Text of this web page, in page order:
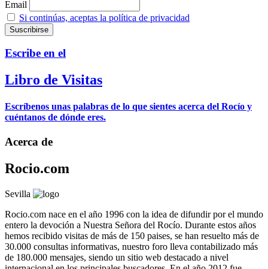
Email
Si continúas, aceptas la política de privacidad
Escribe en el
Libro de Visitas
Escríbenos unas palabras de lo que sientes acerca del Rocío y
cuéntanos de dónde eres.
Acerca de
Rocio.com
Sevilla
Rocio.com nace en el año 1996 con la idea de difundir por el mundo
entero la devoción a Nuestra Señora del Rocío. Durante estos años
hemos recibido visitas de más de 150 paises, se han resuelto más de
30.000 consultas informativas, nuestro foro lleva contabilizado más
de 180.000 mensajes, siendo un sitio web destacado a nivel